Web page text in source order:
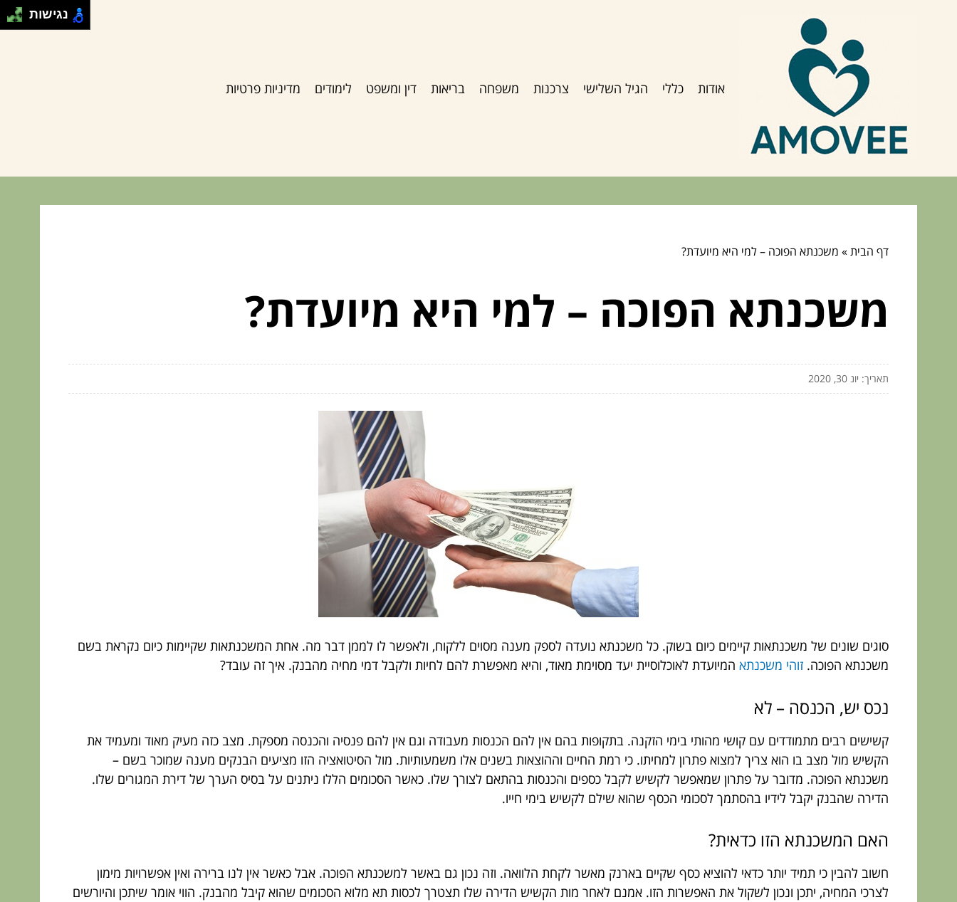
אודות כללי הגיל השלישי צרכנות משפחה בריאות דין ומשפט לימודים מדיניות פרטיות
דף הבית» משכנתא הפוכה – למי היא מיועדת?
משכנתא הפוכה – למי היא מיועדת?
תאריך: יונ 30, 2020
סוגים שונים של משכנתאות קיימים כיום בשוק. כל משכנתא נועדה לספק מענה מסוים ללקוח, ולאפשר לו לממן דבר מה. אחת המשכנתאות שקיימות כיום נקראת בשם
משכנתא הפוכה. זוהי משכנתא המיועדת לאוכלוסיית יעד מסוימת מאוד, והיא מאפשרת להם לחיות ולקבל דמי מחיה מהבנק. איך זה עובד?
נכס יש, הכנסה – לא
קשישים רבים מתמודדים עם קושי מהותי בימי הזקנה. בתקופות בהם אין להם הכנסות מעבודה וגם אין להם פנסיה והכנסה מספקת. מצב כזה מעיק מאוד ומעמיד את
הקשיש מול מצב בו הוא צריך למצוא פתרון למחיתו. כי רמת החיים וההוצאות בשנים אלו משמעותיות. מול הסיטואציה הזו מציעים הבנקים מענה שמוכר בשם –
משכנתא הפוכה. מדובר על פתרון שמאפשר לקשיש לקבל כספים והכנסות בהתאם לצורך שלו. כאשר הסכומים הללו ניתנים על בסיס הערך של דירת המגורים שלו.
הדירה שהבנק יקבל לידיו בהסתמך לסכומי הכסף שהוא שילם לקשיש בימי חייו.
האם המשכנתא הזו כדאית?
חשוב להבין כי תמיד יותר כדאי להוציא כסף שקיים בארנק מאשר לקחת הלוואה. וזה נכון גם באשר למשכנתא הפוכה. אבל כאשר אין לנו ברירה ואין אפשרויות מימון
לצרכי המחיה, יתכן ונכון לשקול את האפשרות הזו. אמנם לאחר מות הקשיש הדירה שלו תצטרך לכסות תא מלוא הסכומים שהוא קיבל מהבנק. הווי אומר שיתכן והיורשים
נגישות